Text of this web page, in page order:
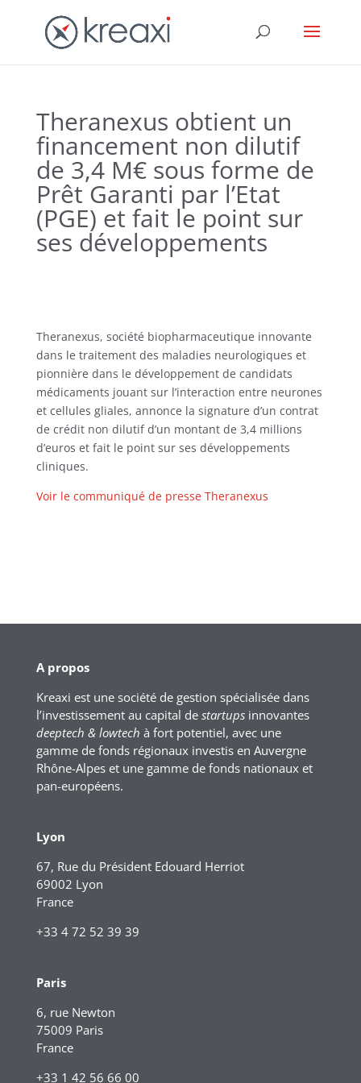
Theranexus obtient un
financement non dilutif
de 3,4 M€ sous forme de
Prêt Garanti par l’Etat
(PGE) et fait le point sur
ses développements
Theranexus, société biopharmaceutique innovante
dans le traitement des maladies neurologiques et
pionnière dans le développement de candidats
médicaments jouant sur l’interaction entre neurones
et cellules gliales, annonce la signature d’un contrat
de crédit non dilutif d’un montant de 3,4 millions
d’euros et fait le point sur ses développements
cliniques.
Voir le communiqué de presse Theranexus
A propos
Kreaxi est une société de gestion spécialisée dans
l’investissement au capital de startupsinnovantes
deeptech & lowtech à fort potentiel, avec une
gamme de fonds régionaux investis en Auvergne
Rhône-Alpes et une gamme de fonds nationaux et
pan-européens.
Lyon
67, Rue du Président Edouard Herriot
69002 Lyon
France
+33 4 72 52 39 39
Paris
6, rue Newton
75009 Paris
France
+33 1 42 56 66 00